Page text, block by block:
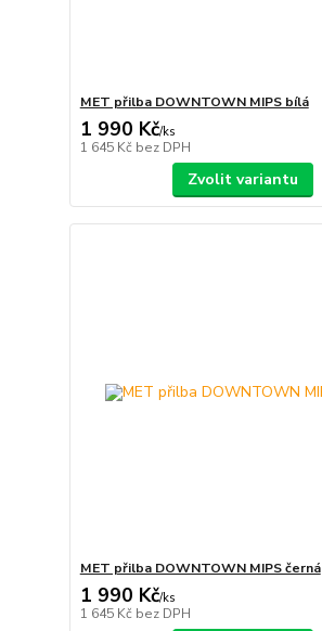
MET přilba DOWNTOWN MIPS bílá
1 990 Kč/ks
1 645 Kč bez DPH
Zvolit variantu
MET přilba DOWNTOWN MIPS černá
1 990 Kč/ks
1 645 Kč bez DPH